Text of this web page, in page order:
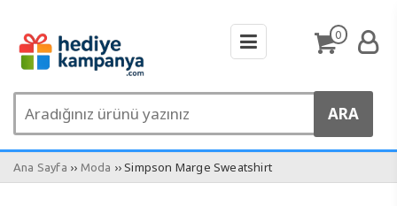
0
Ana Sayfa ›› Moda ›› Simpson Marge Sweatshirt